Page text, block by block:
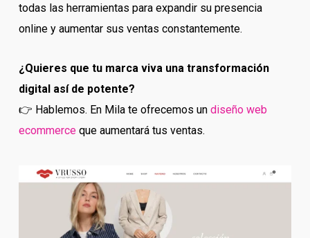
todas las herramientas para expandir su presencia
online y aumentar sus ventas constantemente.
¿Quieres que tu marca viva una transformación
digital así de potente?
👉 Hablemos. En Mila te ofrecemos undiseño web
ecommerce que aumentará tus ventas.